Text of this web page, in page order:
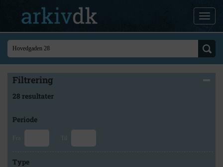
Filtrering
28 resultater
Periode
Fra Til
Type